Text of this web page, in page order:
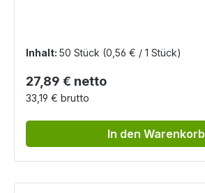
Inhalt: 50 Stück (0,56 € / 1 Stück)
Regulärer Preis:
27,89 € netto
33,19 € brutto
In den Warenkorb